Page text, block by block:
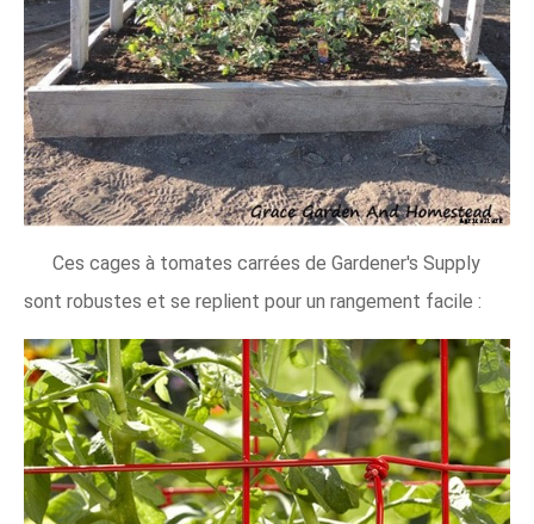
Ces cages à tomates carrées de Gardener's Supply
sont robustes et se replient pour un rangement facile :